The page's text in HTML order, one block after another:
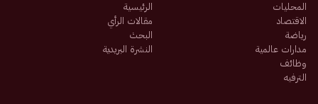
المحليات
الاقتصاد
رياضة
مدارات عالمية
وظائف
الترفيه
الرئيسية
مقالات الرأي
البحث
النشرة البريدية